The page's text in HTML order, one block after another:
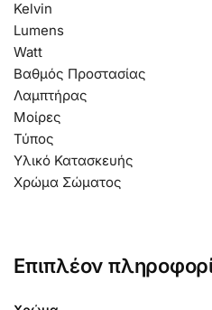
Kelvin
Lumens
Watt
Βαθμός Προστασίας
Λαμπτήρας
Μοίρες
Τύπος
Υλικό Κατασκευής
Χρώμα Σώματος
Επιπλέον